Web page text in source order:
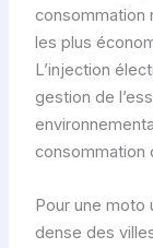
consommation
les plus
L’injection
gestion de
consommation
Pour une moto
dense des